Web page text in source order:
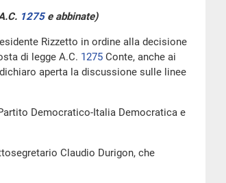
1275​ e abbinate)
Rizzetto in ordine alla decisione
di legge A.C. 1275 ​ Conte, anche ai
aperta la discussione sulle linee
Democratico-Italia Democratica e
Claudio Durigon, che